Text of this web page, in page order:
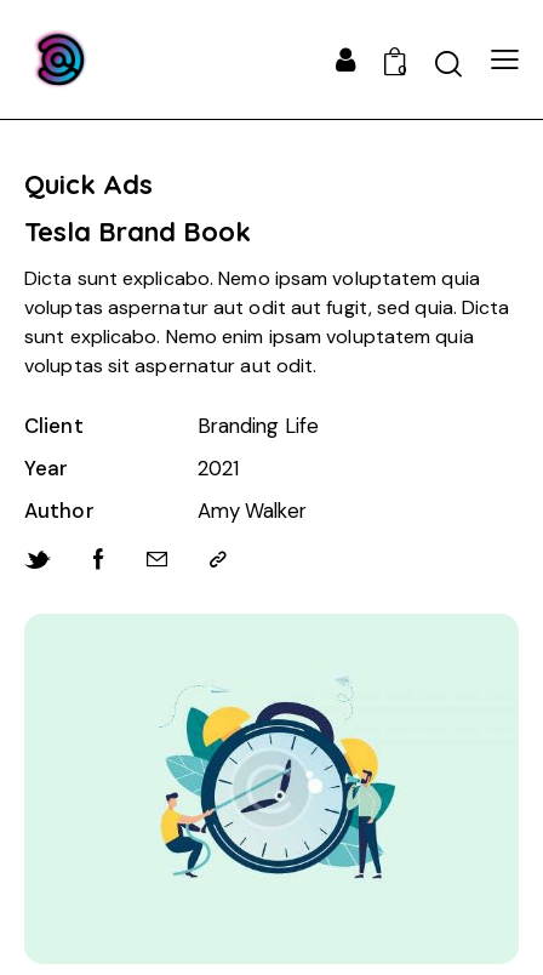
0
Quick Ads
Tesla Brand Book
Dicta sunt explicabo. Nemo ipsam voluptatem quia
voluptas aspernatur aut odit aut fugit, sed quia. Dicta
sunt explicabo. Nemo enim ipsam voluptatem quia
voluptas sit aspernatur aut odit.
Client
Branding Life
Year
2021
Author
Amy Walker